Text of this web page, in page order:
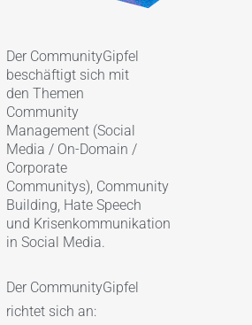
Der CommunityGipfel
beschäftigt sich mit
den Themen
Community
Management (Social
Media / On-Domain /
Corporate
Communitys), Community
Building, Hate Speech
und Krisenkommunikation
in Social Media.
Der CommunityGipfel
richtet sich an: